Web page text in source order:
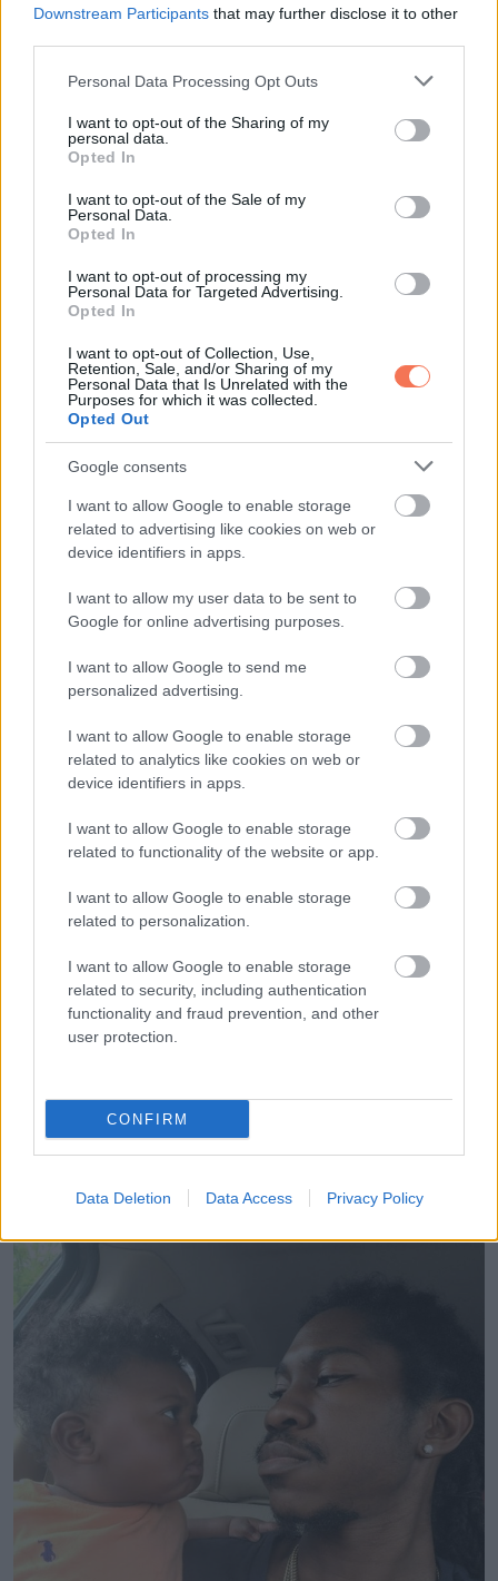
Downstream Participants that may further disclose it to other
Please note that this website/app uses one or more Google
not limited to your visit or usage behaviour. You may click to
grant or deny consent to Google and its third-party tags to
use your data for below specified purposes in below Google
consent section.
Personal Data Processing Opt Outs
I want to opt-out of the Sharing of my
personal data.
Opted In
I want to opt-out of the Sale of my
Personal Data.
Opted In
I want to opt-out of processing my
Personal Data for Targeted Advertising.
Opted In
I want to opt-out of Collection, Use,
Retention, Sale, and/or Sharing of my
Personal Data that Is Unrelated with the
Purposes for which it was collected.
Opted Out
Google consents
I want to allow Google to enable storage
related to advertising like cookies on web or
device identifiers in apps.
I want to allow my user data to be sent to
Google for online advertising purposes.
I want to allow Google to send me
personalized advertising.
I want to allow Google to enable storage
related to analytics like cookies on web or
device identifiers in apps.
I want to allow Google to enable storage
related to functionality of the website or app.
I want to allow Google to enable storage
related to personalization.
I want to allow Google to enable storage
related to security, including authentication
functionality and fraud prevention, and other
user protection.
CONFIRM
Data Deletion Data Access Privacy Policy
11. „Ez a nagy testvér segít a kishúgának használni a
kutyaajtót. Ott áll, és hagyja, hogy a baba átmenjen a lábai
kívánjatok szerencsét.”